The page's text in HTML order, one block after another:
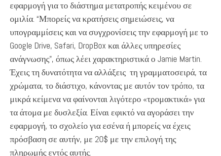
εφαρμογή για το διάστημα μετατροπής κειμένου σε
ομιλία. “Μπορείς να κρατήσεις σημειώσεις, να
υπογραμμίσεις και να συγχρονίσεις την εφαρμογή με το
Google Drive, Safari, DropBox και άλλες υπηρεσίες
ανάγνωσης”, όπως λέει χαρακτηριστικά ο Jamie Martin.
Έχεις τη δυνατότητα να αλλάξεις τη γραμματοσειρά, τα
χρώματα, το διάστιχο, κάνοντας με αυτόν τον τρόπο, τα
μικρά κείμενα να φαίνονται λιγότερο «τρομακτικά» για
τα άτομα με δυσλεξία. Είναι εφικτό να αγοράσει την
εφαρμογή, το σχολείο για εσένα ή μπορείς να έχεις
πρόσβαση σε αυτήν, με 20$ με την επιλογή της
πληρωμής εντός αυτής.